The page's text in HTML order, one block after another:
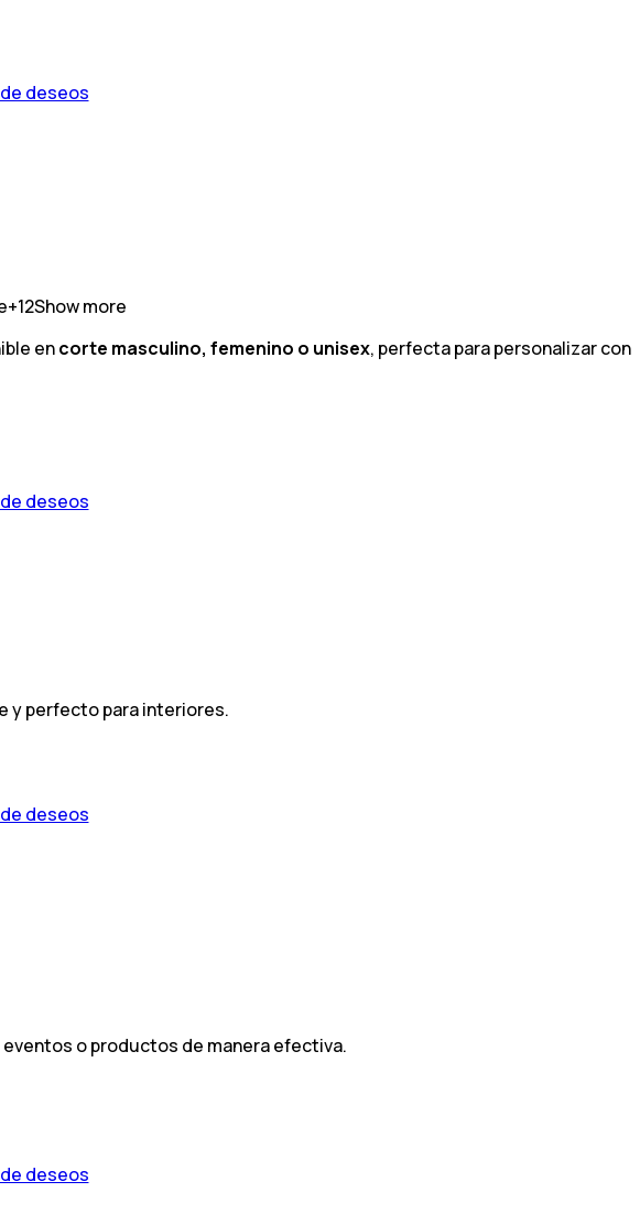
deseos
+12Show more
encorte masculino, femenino o unisex, perfecta para personalizar con
deseos
y perfecto para interiores.
deseos
o productos de manera efectiva.
deseos